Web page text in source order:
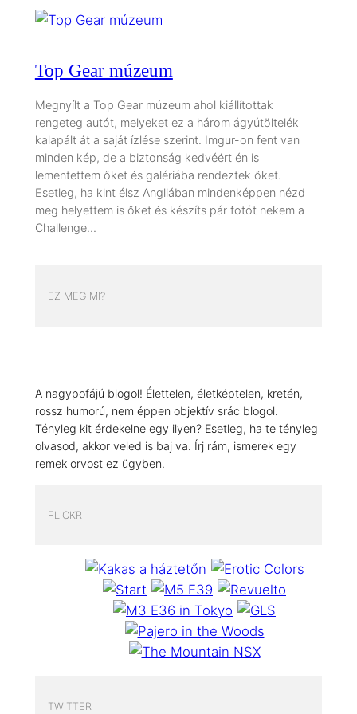
Top Gear múzeum
Megnyílt a Top Gear múzeum ahol kiállítottak
rengeteg autót, melyeket ez a három ágyútöltelék
kalapált át a saját ízlése szerint. Imgur-on fent van
minden kép, de a biztonság kedvéért én is
lementettem őket és galériába rendeztek őket.
Esetleg, ha kint élsz Angliában mindenképpen nézd
meg helyettem is őket és készíts pár fotót nekem a
Challenge…
EZ MEG MI?
A nagypofájú blogol! Élettelen, életképtelen, kretén,
rossz humorú, nem éppen objektív srác blogol.
Tényleg kit érdekelne egy ilyen? Esetleg, ha te tényleg
olvasod, akkor veled is baj va. Írj rám, ismerek egy
remek orvost ez ügyben.
FLICKR
TWITTER